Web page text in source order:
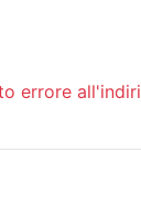
errore